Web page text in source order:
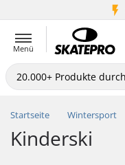
Menü
Startseite Wintersport
Kinderski